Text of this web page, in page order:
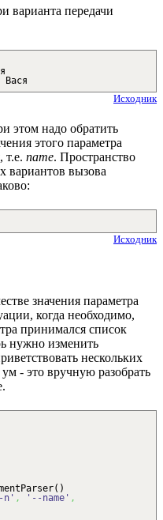
варианта передачи
Исходник
этом надо обратить
этого параметра
т.е. name. Пространство
вариантов вызова
Исходник
значения параметра
когда необходимо,
принимался список
нужно изменить
нескольких
- это вручную разобрать
( )
n' , '--name' ,